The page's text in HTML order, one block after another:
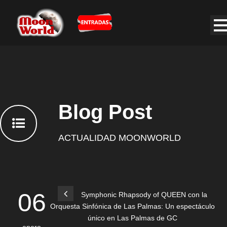
Blog Post
ACTUALIDAD MOONWORLD
06
Symphonic Rhapsody of QUEEN con la
Orquesta Sinfónica de Las Palmas: Un espectáculo
único en Las Palmas de GC